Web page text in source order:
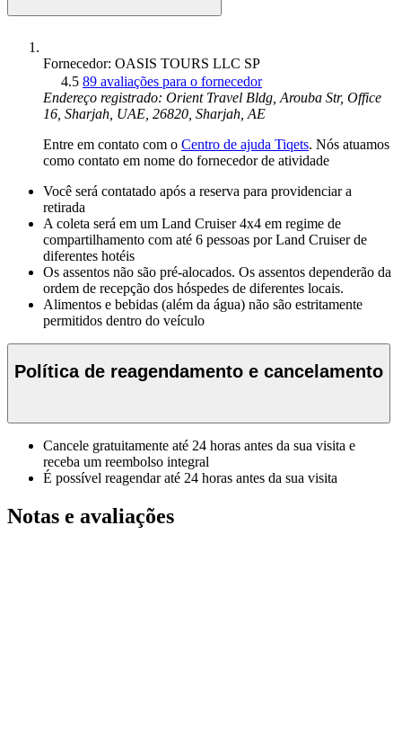
Fornecedor: OASIS TOURS LLC SP
4.5 89 avaliações para o fornecedor
Endereço registrado: Orient Travel Bldg, Arouba Str, Office
16, Sharjah, UAE, 26820, Sharjah, AE
Entre em contato com o Centro de ajuda Tiqets. Nós atuamos
como contato em nome do fornecedor de atividade
Você será contatado após a reserva para providenciar a
retirada
A coleta será em um Land Cruiser 4x4 em regime de
compartilhamento com até 6 pessoas por Land Cruiser de
diferentes hotéis
Os assentos não são pré-alocados. Os assentos dependerão da
ordem de recepção dos hóspedes de diferentes locais.
Alimentos e bebidas (além da água) não são estritamente
permitidos dentro do veículo
Política de reagendamento e cancelamento
Cancele gratuitamente até 24 horas antes da sua visita e
receba um reembolso integral
É possível reagendar até 24 horas antes da sua visita
Notas e avaliações